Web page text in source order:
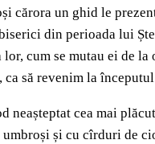
un ghid le
din perioada lui
cum se mutau ei de
să revenim la
cea mai
și cu cîrduri de